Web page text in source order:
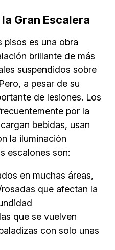
Gran Escalera
pisos es una obra
brillante de más
suspendidos sobre
a pesar de su
de lesiones. Los
por la
bebidas, usan
la iluminación
escalones son:
en muchas áreas,
que afectan la
que se vuelven
con solo unas